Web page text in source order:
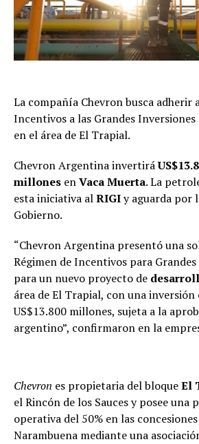
La compañía Chevron busca adherir
Incentivos a las Grandes
en el área de El Trapial.
Chevron Argentina invertirá
millones enVaca Muerta. La
esta iniciativa alRIGIy aguarda por
Gobierno.
“Chevron Argentina presentó una
Régimen de Incentivos para
para un nuevo proyecto de
área de El Trapial, con una inversión
US$13.800 millones, sujeta a la
argentino”, confirmaron en la
Chevron es propietaria del bloqueEl
el Rincón de los Sauces y posee
operativa del 50% en las
Narambuena mediante una